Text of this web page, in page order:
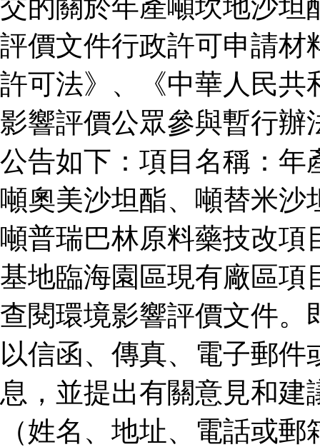
交的關於年產噸坎地沙坦
評價文件行政許可申請材
許可法》、《中華人民共
影響評價公眾參與暫行辦
公告如下：項目名稱：年
噸奧美沙坦酯、噸替米沙
噸普瑞巴林原料藥技改項
基地臨海園區現有廠區項
查閱環境影響評價文件。
以信函、傳真、電子郵
息，並提出有關意見和
（姓名、地址、電話或